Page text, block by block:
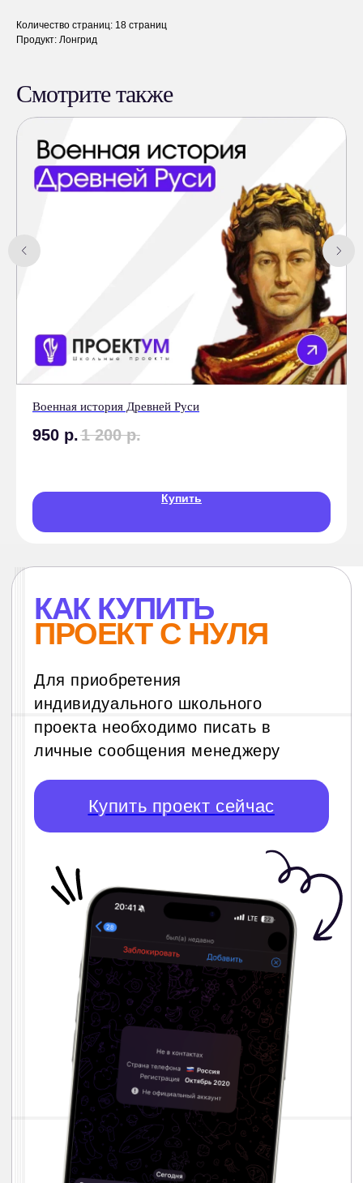
Количество страниц: 18 страниц
Продукт: Лонгрид
Смотрите также
Военная история Древней Руси
950 р.1 200 р.
Купить
индивидуального школьного
проекта необходимо писать в
КАК КУПИТЬ
ПРОЕКТ С НУЛЯ
Писать по делу
интересующий вопрос
Выбрать один из двух вариантов:
на вашу тему
Публичная оферта
Политика обработки
персональных данных